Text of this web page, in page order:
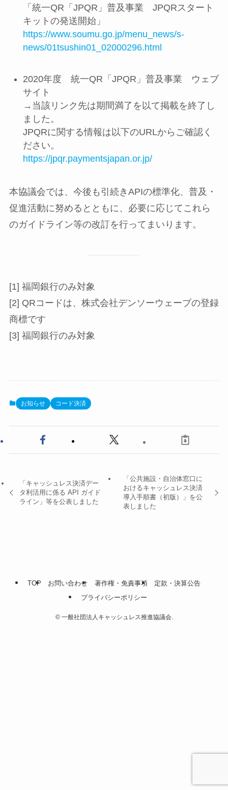
「統一QR「JPQR」普及事業 JPQRスタート
キットの発送開始」
https://www.soumu.go.jp/menu_news/s-
news/01tsushin01_02000296.html
2020年度 統一QR「JPQR」普及事業 ウェブ
サイト
→当該リンク先は期間満了を以て掲載を終了し
ました。
JPQRに関する情報は以下のURLからご確認く
ださい。
https://jpqr.paymentsjapan.or.jp/
本協議会では、今後も引続きAPIの標準化、普及・
促進活動に努めるとともに、必要に応じてこれら
のガイドライン等の改訂を行ってまいります。
[1] 福岡銀行のみ対象
[2] QRコードは、株式会社デンソーウェーブの登録
商標です
[3] 福岡銀行のみ対象
お知らせ コード決済
「キャッシュレス決済デー
タ利活用に係る API ガイド
ライン」等を公表しました
「公共施設・自治体窓口に
おけるキャッシュレス決済
導入手順書（初版）」を公
表しました
TOP お問い合わせ 著作権・免責事項
定款・決算公告
プライバシーポリシー
©一般社団法人キャッシュレス推進協議会.